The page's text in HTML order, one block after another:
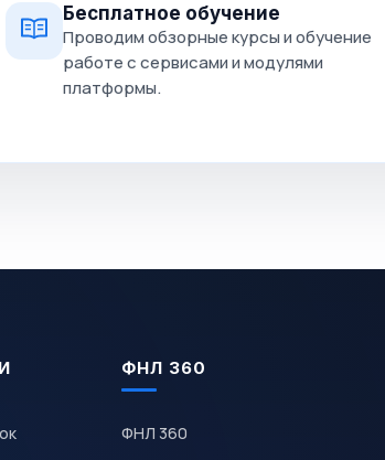
Бесплатное обучение
Проводим обзорные курсы и обучение
работе с сервисами и модулями
платформы.
ФНЛ 360
ФНЛ 360